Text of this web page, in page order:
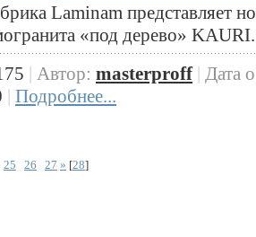
Laminam представляет
«под дерево» KAURI.
| Автор: masterproff| Дата
| Подробнее...
25 26 27 » [28]